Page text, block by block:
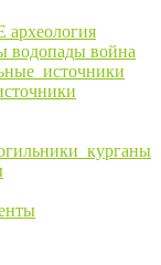
археология
водопады война